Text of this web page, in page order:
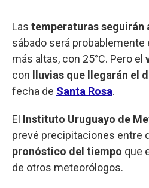
Las temperaturas seguirán
sábado será probablemente
más altas, con 25°C. Pero el
con lluvias que llegarán el
fecha de Santa Rosa.
El Instituto Uruguayo de
prevé precipitaciones entre
pronóstico del tiempo que
de otros meteorólogos.